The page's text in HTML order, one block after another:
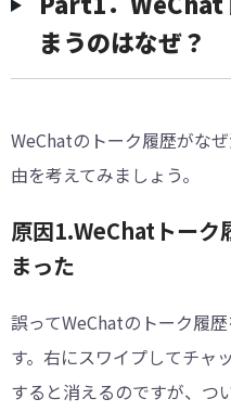
まうのはなぜ？
WeChatのトーク履歴がな
由を考えてみましょう。
原因1.WeChatトーク
まった
誤ってWeChatのトーク履
す。右にスワイプしてチャ
すると消えるのですが、つ